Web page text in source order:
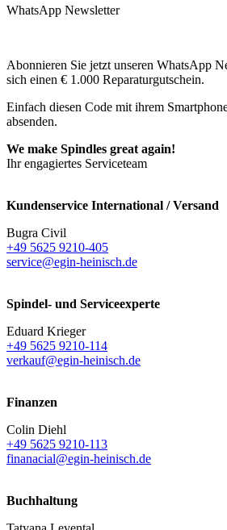
WhatsApp Newsletter
Abonnieren Sie jetzt unseren WhatsApp
sich einen € 1.000 Reparaturgutschein.
Einfach diesen Code mit ihrem
absenden.
We make Spindles great again!
Ihr engagiertes Serviceteam
Kundenservice International / Versand
Bugra Civil
+49 5625 9210-405
service@egin-heinisch.de
Spindel- und Serviceexperte
Eduard Krieger
+49 5625 9210-114
verkauf@egin-heinisch.de
Finanzen
Colin Diehl
+49 5625 9210-113
finanacial@egin-heinisch.de
Buchhaltung